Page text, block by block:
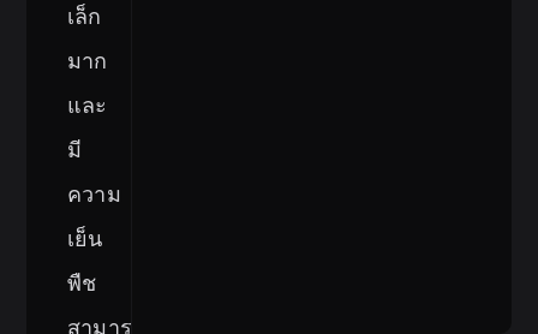
เล็ก
มาก
และ
มี
ความ
เย็น
พืช
สามารถ